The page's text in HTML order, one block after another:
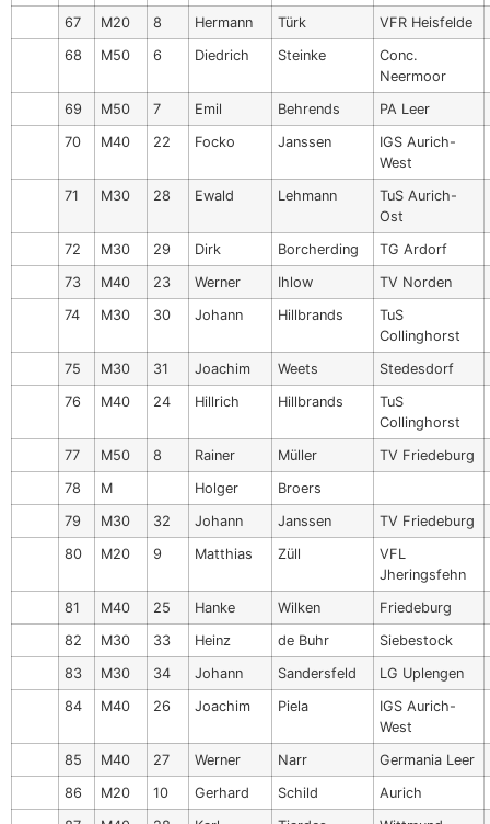
67
M20 8 Hermann Türk
VFR Heisfelde
68
M50 6 Diedrich Steinke
Conc.
Neermoor
69
M50 7 Emil Behrends
PA Leer
70
M40 22 Focko Janssen
IGS Aurich-
West
71
M30 28 Ewald Lehmann
TuS Aurich-
Ost
72
M30 29 Dirk Borcherding
TG Ardorf
73
M40 23 Werner Ihlow
TV Norden
74
M30 30 Johann Hillbrands
TuS
Collinghorst
75
M30 31 Joachim Weets
Stedesdorf
76
M40 24 Hillrich Hillbrands
TuS
Collinghorst
77
M50 8 Rainer Müller
TV Friedeburg
78
M Holger
Broers
79
M30 32 Johann Janssen
TV Friedeburg
80
M20 9 Matthias Züll
VFL
Jheringsfehn
81
M40 25 Hanke Wilken
Friedeburg
82
M30 33 Heinz de Buhr
Siebestock
83
M30 34 Johann Sandersfeld
LG Uplengen
84
M40 26 Joachim Piela
IGS Aurich-
West
85
M40 27 Werner Narr
Germania Leer
86
M20 10 Gerhard Schild
Aurich